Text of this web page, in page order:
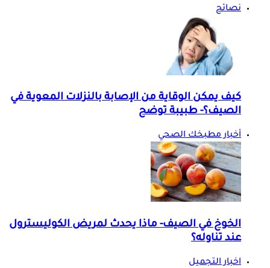
نصائح
كيف يمكن الوقاية من الإصابة بالنزلات المعوية في
الصيف؟- طبيبة توضح
أخبار مطبخك الصحي
الخوخ في الصيف- ماذا يحدث لمريض الكوليسترول
عند تناوله؟
اخبار التجميل